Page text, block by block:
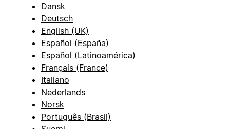
Dansk
Deutsch
English (UK)
Español (España)
Español (Latinoamérica)
Français (France)
Italiano
Nederlands
Norsk
Português (Brasil)